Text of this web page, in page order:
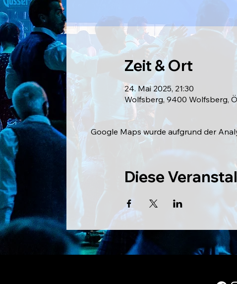
Zeit & Ort
24. Mai 2025, 21:30
Wolfsberg, 9400 Wolfsberg,
Google Maps wurde aufgrund der
Diese